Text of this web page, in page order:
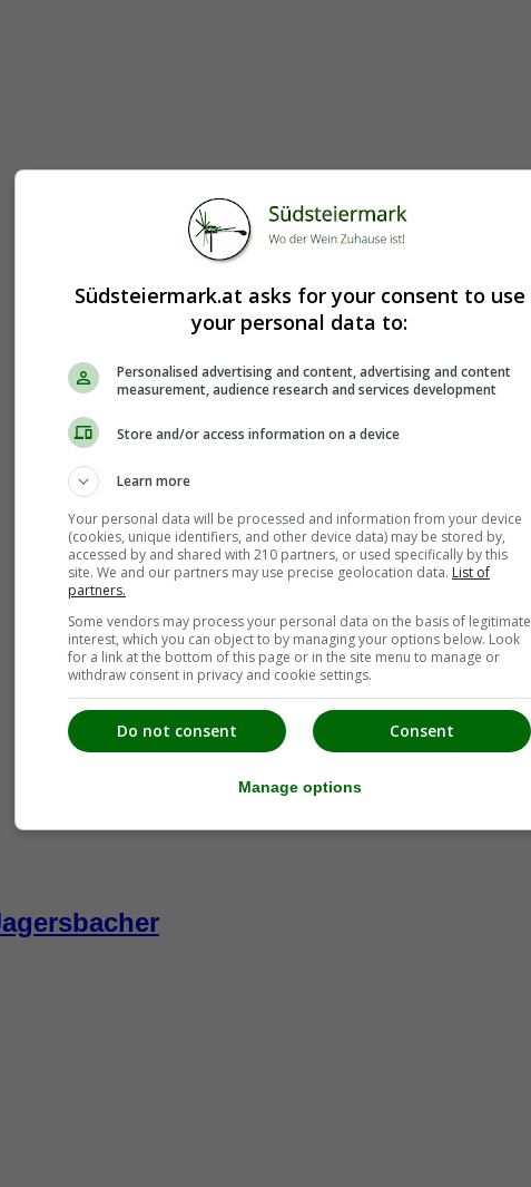
Südsteiermark.at asks for your consent to use
your personal data to:
Personalised advertising and content, advertising and content
measurement, audience research and services development
Store and/or access information on a device
Learn more
Your personal data will be processed and information from your device
(cookies, unique identifiers, and other device data) may be stored by,
accessed by and shared with 210 partners, or used specifically by this
site. We and our partners may use precise geolocation data. List of
partners.
Some vendors may process your personal data on the basis of legitimate
interest, which you can object to by managing your options below. Look
for a link at the bottom of this page or in the site menu to manage or
withdraw consent in privacy and cookie settings.
Consent
Do not consent
Manage options